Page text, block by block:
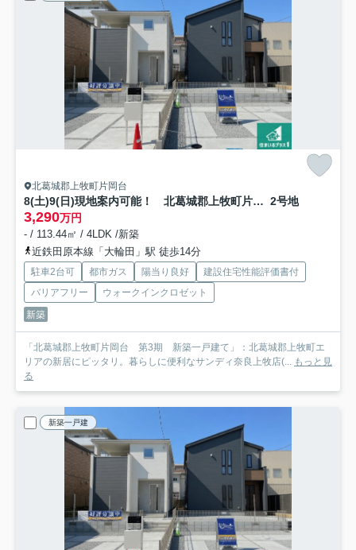
北葛城郡上牧町片岡台
8(土)9(日)現地案内可能！ 北葛城郡上牧町片岡台 全2邸 2号地
3,290万円
- / 113.44㎡ / 4LDK /新築
近鉄田原本線「大輪田」駅 徒歩14分
駐車2台可 都市ガス 陽当り良好
建設住宅性能評価書付
バリアフリー
ウォークインクロゼット
新築
「北葛城郡上牧町片岡台 第3期 新築一戸建て」：北葛城郡上牧町エ
リアの新居にピッタリ。暮らしに便利なサンディ奈良上牧店(... もっと見
る
新築一戸建